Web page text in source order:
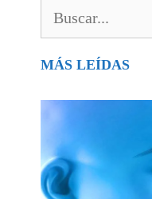
MÁS LEÍDAS